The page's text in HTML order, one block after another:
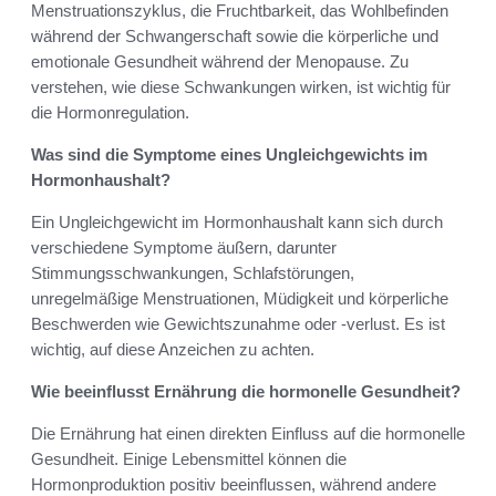
Menstruationszyklus, die Fruchtbarkeit, das Wohlbefinden
während der Schwangerschaft sowie die körperliche und
emotionale Gesundheit während der Menopause. Zu
verstehen, wie diese Schwankungen wirken, ist wichtig für
die Hormonregulation.
Was sind die Symptome eines Ungleichgewichts im
Hormonhaushalt?
Ein Ungleichgewicht im Hormonhaushalt kann sich durch
verschiedene Symptome äußern, darunter
Stimmungsschwankungen, Schlafstörungen,
unregelmäßige Menstruationen, Müdigkeit und körperliche
Beschwerden wie Gewichtszunahme oder -verlust. Es ist
wichtig, auf diese Anzeichen zu achten.
Wie beeinflusst Ernährung die hormonelle Gesundheit?
Die Ernährung hat einen direkten Einfluss auf die hormonelle
Gesundheit. Einige Lebensmittel können die
Hormonproduktion positiv beeinflussen, während andere